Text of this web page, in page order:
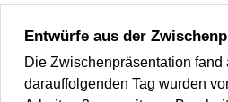
Entwürfe aus der
Die Zwischenpräsentation fand
darauffolgenden Tag wurden